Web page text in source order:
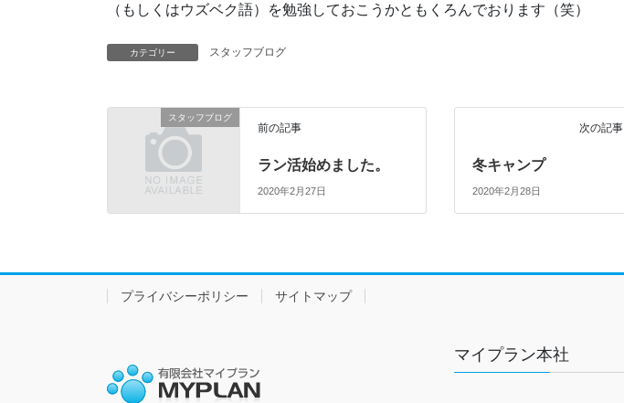
（もしくはウズベク語）を勉強しておこうかともくろんでおります（笑）
カテゴリー スタッフブログ
スタッフブログ
前の記事
ラン活始めました。
2020年2月27日
次の記事
冬キャンプ
2020年2月28日
プライバシーポリシー サイトマップ
マイプラン本社